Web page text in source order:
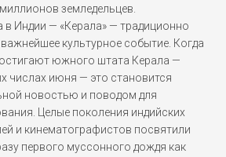
земледельцев.
в Индии — «Керала» — традиционно
культурное событие. Когда
южного штата Керала —
числах июня — это становится
новостью и поводом для
Целые поколения индийских
и кинематографистов посвятили
первого муссонного дождя как